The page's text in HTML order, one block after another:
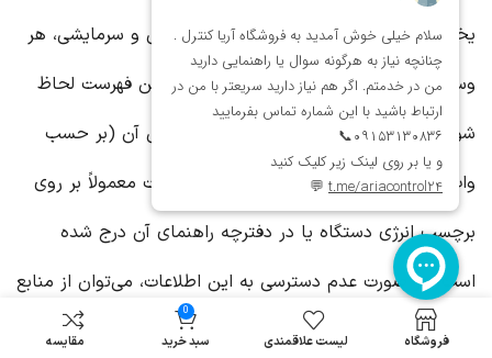
یخچال و فریزر گرفته تا سیستم‌های گرمایشی و سرمایشی، هر
وسیله‌ای که از برق استفاده می‌کند باید در این فهرست لحاظ
شود. برای هر وسیله، باید میزان توان مصرفی آن (بر حسب
وات یا کیلووات) را یادداشت کرد. این اطلاعات معمولاً بر روی
برچسب انرژی دستگاه یا در دفترچه راهنمای آن درج شده
است. در صورت عدم دسترسی به این اطلاعات، می‌توان از منابع
آنلاین یا مشاوره با متخصصان برق کمک گرفت. پس از تهیه
فروشگاه لیست علاقمندی
0
سبد خرید مقایسه